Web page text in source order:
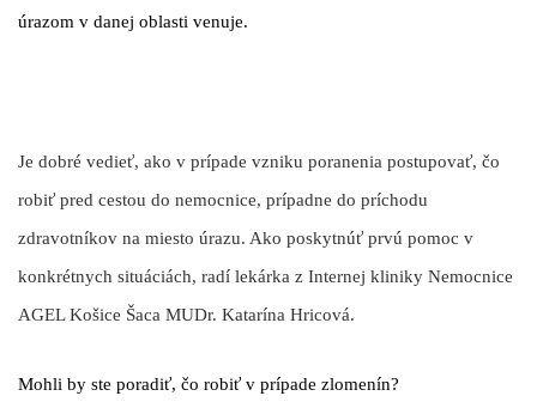
úrazom v danej oblasti venuje.
Je dobré vedieť, ako v prípade vzniku poranenia postupovať, čo
robiť pred cestou do nemocnice, prípadne do príchodu
zdravotníkov na miesto úrazu. Ako poskytnúť prvú pomoc v
konkrétnych situáciách, radí lekárka z Internej kliniky Nemocnice
AGEL Košice Šaca MUDr. Katarína Hricová.
Mohli by ste poradiť, čo robiť v prípade zlomenín?